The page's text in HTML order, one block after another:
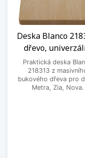
Deska Blanco
dřevo,
Praktická deska
218313 z
bukového dřeva pro
Metra, Zia, Nova.